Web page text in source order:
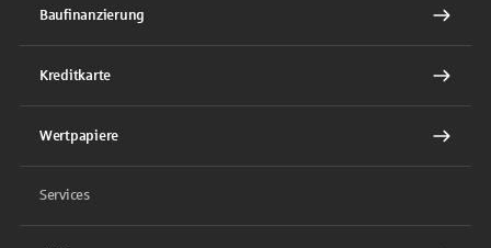
Baufinanzierung
Kreditkarte
Wertpapiere
Services